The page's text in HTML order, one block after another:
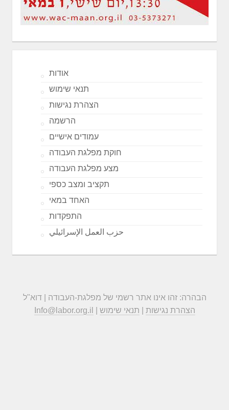
אודות
תנאי שימוש
הצהרת נגישות
הרשמה
עמודים אישיים
חוקת מפלגת העבודה
מצע מפלגת העבודה
תקציב ומצב כספי
האחד במאי
התפקדות
حزب العمل الإسرائيلي
הבהרה: זהו אינו אתר רשמי של מפלגת-העבודה | דוא"ל
Info@labor.org.il
הצהרת נגישות תנאי שימוש